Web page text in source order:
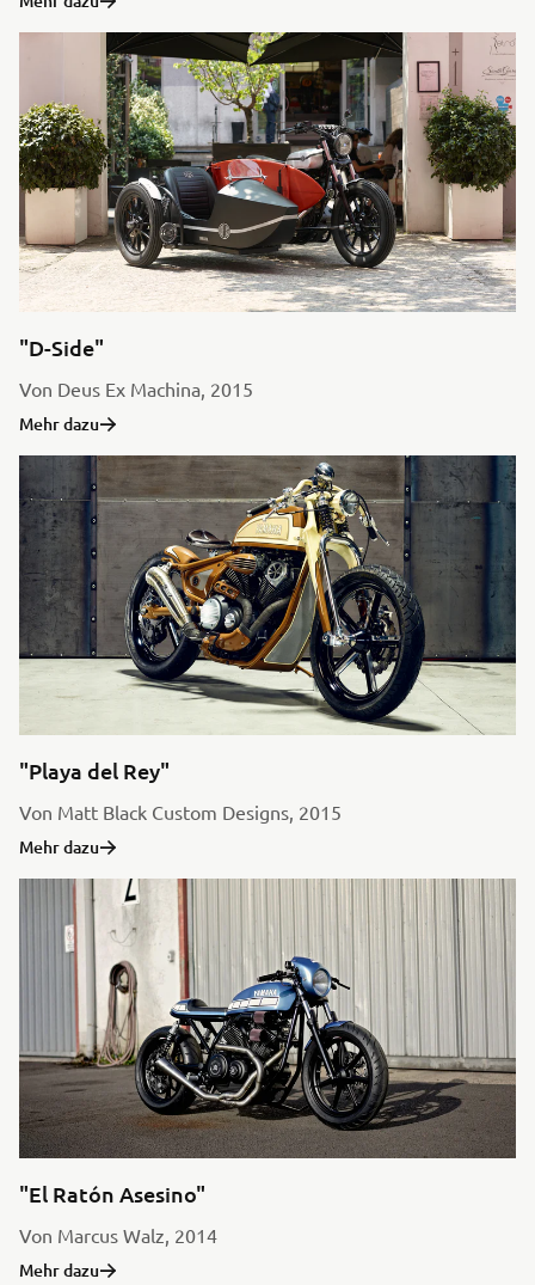
"D-Side"
Von Deus Ex Machina, 2015
Mehr dazu
"Playa del Rey"
Von Matt Black Custom Designs, 2015
Mehr dazu
"El Ratón Asesino"
Von Marcus Walz, 2014
Mehr dazu